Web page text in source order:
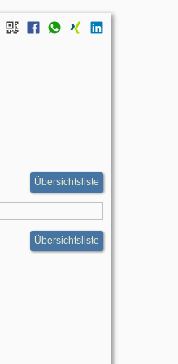
Übersichtsliste
Übersichtsliste